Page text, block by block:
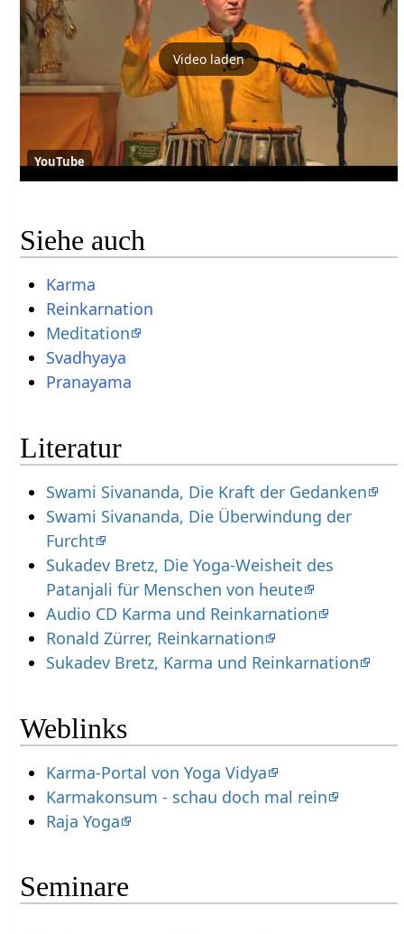
Video laden
YouTube
Siehe auch
Karma
Reinkarnation
Meditation
Svadhyaya
Pranayama
Literatur
Swami Sivananda, Die Kraft der Gedanken
Swami Sivananda, Die Überwindung der
Furcht
Sukadev Bretz, Die Yoga-Weisheit des
Patanjali für Menschen von heute
Audio CD Karma und Reinkarnation
Ronald Zürrer, Reinkarnation
Sukadev Bretz, Karma und Reinkarnation
Weblinks
Karma-Portal von Yoga Vidya
Karmakonsum - schau doch mal rein
Raja Yoga
Seminare